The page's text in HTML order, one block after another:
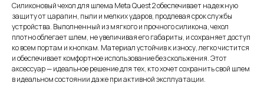
Силиконовый чехол для шлема Meta Quest 2 обеспечивает надежную
защиту от царапин, пыли и мелких ударов, продлевая срок службы
устройства. Выполненный из мягкого и прочного силикона, чехол
плотно облегает шлем, не увеличивая его габариты, и сохраняет доступ
ко всем портам и кнопкам. Материал устойчив к износу, легко чистится
и обеспечивает комфортное использование без скольжения. Этот
аксессуар — идеальное решение для тех, кто хочет сохранить свой шлем
в идеальном состоянии даже при активной эксплуатации.